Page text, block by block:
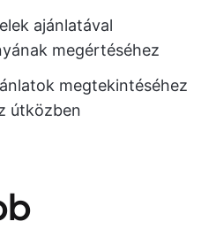
ajánlatával
megértéséhez
megtekintéséhez
útközben